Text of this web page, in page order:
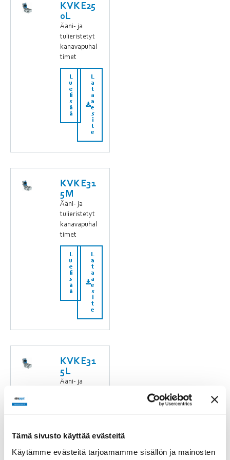
Tämä sivusto käyttää evästeitä
Käytämme evästeitä tarjoamamme sisällön ja mainosten
KVKE25
0L
Ääni- ja
tulieristetyt
kanavapuhal
timet
L
u
e
li
s
ä
ä
L
a
t
a
a
e
s
i
t
e
KVKE31
5M
Ääni- ja
tulieristetyt
kanavapuhal
timet
L
u
e
li
s
ä
ä
L
a
t
a
a
e
s
i
t
e
KVKE31
5L
Ääni- ja
timet
L
u
li
s
a
a
a